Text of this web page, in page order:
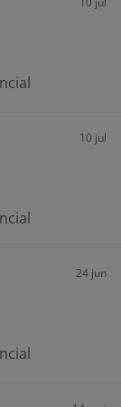
10 jul
24 jun